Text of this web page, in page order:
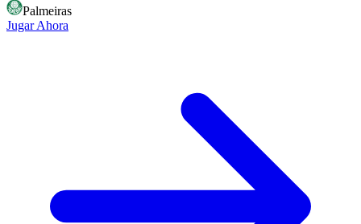
Palmeiras
Jugar Ahora